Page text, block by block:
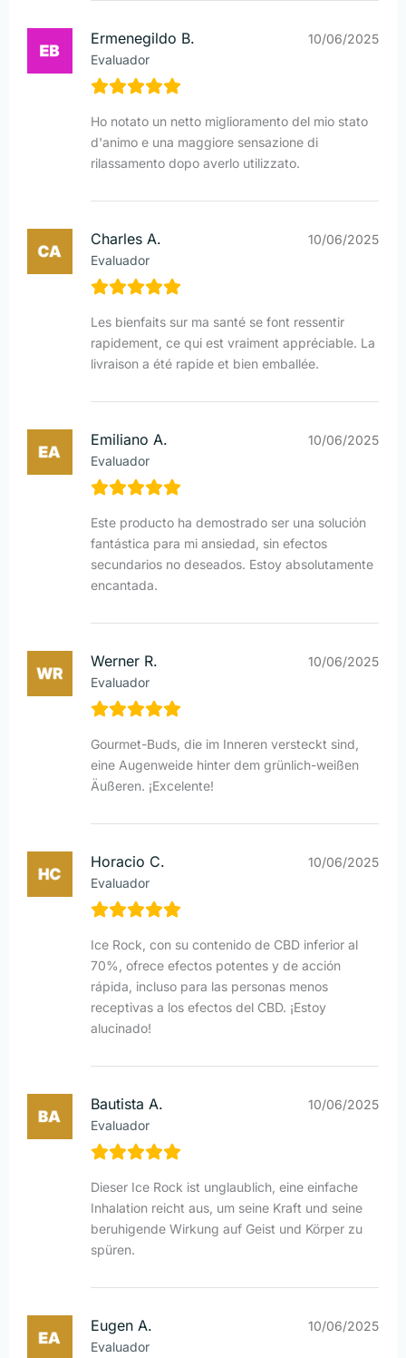
Ermenegildo B.
Evaluador
10/06/2025
Ho notato un netto miglioramento del mio stato
d'animo e una maggiore sensazione di
rilassamento dopo averlo utilizzato.
Charles A.
Evaluador
10/06/2025
Les bienfaits sur ma santé se font ressentir
rapidement, ce qui est vraiment appréciable. La
livraison a été rapide et bien emballée.
Emiliano A.
Evaluador
10/06/2025
Este producto ha demostrado ser una solución
fantástica para mi ansiedad, sin efectos
secundarios no deseados. Estoy absolutamente
encantada.
Werner R.
Evaluador
10/06/2025
Gourmet-Buds, die im Inneren versteckt sind,
eine Augenweide hinter dem grünlich-weißen
Äußeren. ¡Excelente!
Horacio C.
Evaluador
10/06/2025
Ice Rock, con su contenido de CBD inferior al
70%, ofrece efectos potentes y de acción
rápida, incluso para las personas menos
receptivas a los efectos del CBD. ¡Estoy
alucinado!
Bautista A.
Evaluador
10/06/2025
Dieser Ice Rock ist unglaublich, eine einfache
Inhalation reicht aus, um seine Kraft und seine
beruhigende Wirkung auf Geist und Körper zu
spüren.
Eugen A.
Evaluador
10/06/2025